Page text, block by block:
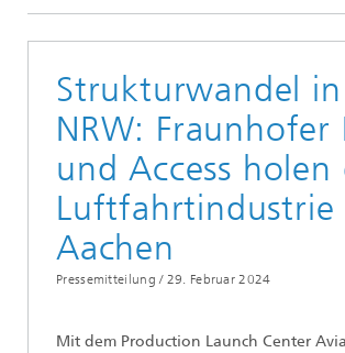
Strukturwandel in
NRW: Fraunhofer
und Access holen
Luftfahrtindustrie
Aachen
Pressemitteilung / 29. Februar 2024
Mit dem Production Launch Center